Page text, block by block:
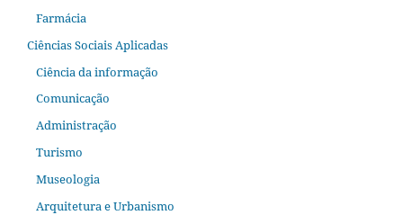
Farmácia
Ciências Sociais Aplicadas
Ciência da informação
Comunicação
Administração
Turismo
Museologia
Arquitetura e Urbanismo